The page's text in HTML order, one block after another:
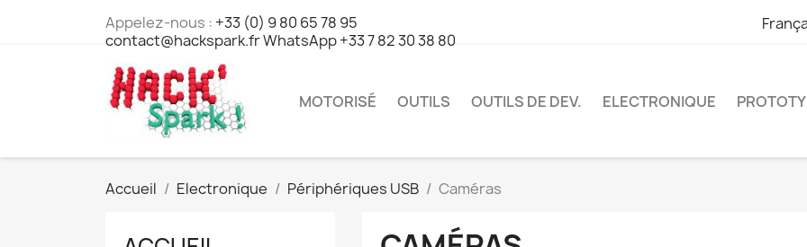
Appelez-nous : +33 (0) 9 80 65 78 95
contact@hackspark.fr WhatsApp +33 7 82 30 38 80
MOTORISÉ OUTILS OUTILS DE DEV. ELECTRONIQUE
Accueil Electronique Périphériques USB Caméras